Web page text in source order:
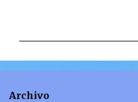
n
Archivo